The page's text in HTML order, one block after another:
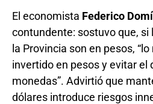
El economista Federico
contundente: sostuvo que, si
la Provincia son en pesos,
invertido en pesos y evitar el
monedas”. Advirtió que
dólares introduce riesgos